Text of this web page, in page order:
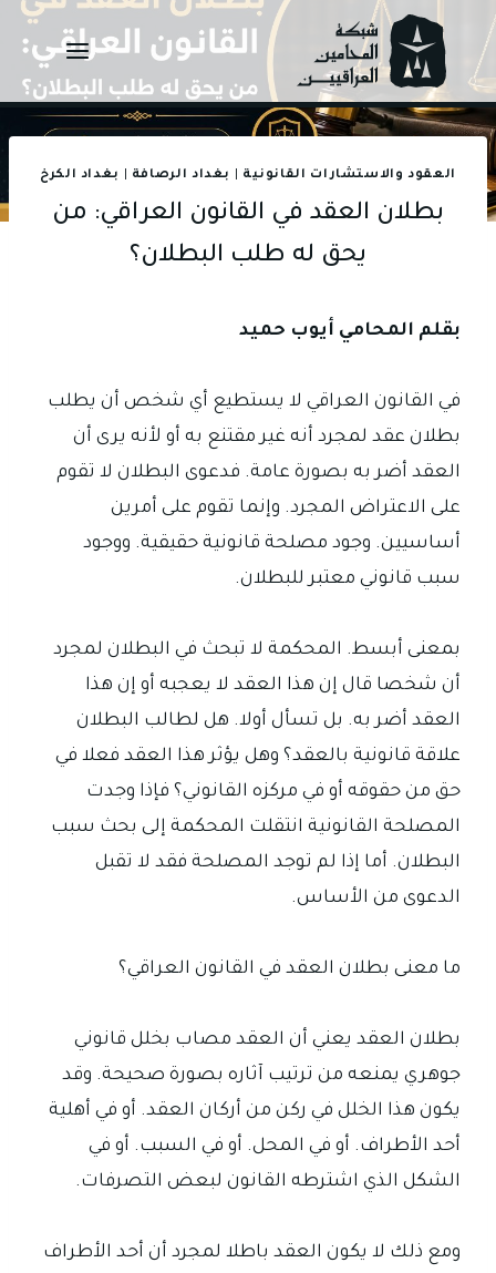
Skip
to
content
العقود والاستشارات القانونية بغداد الرصافة بغداد الكرخ
بطلان العقد في القانون العراقي: من
يحق له طلب البطلان؟
بقلم المحامي أيوب حميد
في القانون العراقي لا يستطيع أي شخص أن يطلب
بطلان عقد لمجرد أنه غير مقتنع به أو لأنه يرى أن
العقد أضر به بصورة عامة. فدعوى البطلان لا تقوم
على الاعتراض المجرد. وإنما تقوم على أمرين
أساسيين. وجود مصلحة قانونية حقيقية. ووجود
سبب قانوني معتبر للبطلان.
بمعنى أبسط. المحكمة لا تبحث في البطلان لمجرد
أن شخصا قال إن هذا العقد لا يعجبه أو إن هذا
العقد أضر به. بل تسأل أولا. هل لطالب البطلان
علاقة قانونية بالعقد؟ وهل يؤثر هذا العقد فعلا في
حق من حقوقه أو في مركزه القانوني؟ فإذا وجدت
المصلحة القانونية انتقلت المحكمة إلى بحث سبب
البطلان. أما إذا لم توجد المصلحة فقد لا تقبل
الدعوى من الأساس.
ما معنى بطلان العقد في القانون العراقي؟
بطلان العقد يعني أن العقد مصاب بخلل قانوني
جوهري يمنعه من ترتيب آثاره بصورة صحيحة. وقد
يكون هذا الخلل في ركن من أركان العقد. أو في أهلية
أحد الأطراف. أو في المحل. أو في السبب. أو في
الشكل الذي اشترطه القانون لبعض التصرفات.
ومع ذلك لا يكون العقد باطلا لمجرد أن أحد الأطراف